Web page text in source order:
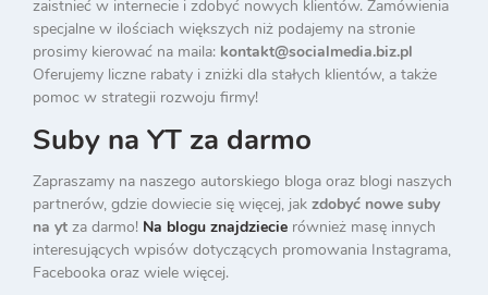
zaistnieć w internecie i zdobyć nowych klientów. Zamówienia
specjalne w ilościach większych niż podajemy na stronie
prosimy kierować na maila: kontakt@socialmedia.biz.pl
Oferujemy liczne rabaty i zniżki dla stałych klientów, a także
pomoc w strategii rozwoju firmy!
Suby na YT za darmo
Zapraszamy na naszego autorskiego bloga oraz blogi naszych
partnerów, gdzie dowiecie się więcej, jak zdobyć nowe suby
na yt za darmo! Na blogu znajdziecie również masę innych
interesujących wpisów dotyczących promowania Instagrama,
Facebooka oraz wiele więcej.